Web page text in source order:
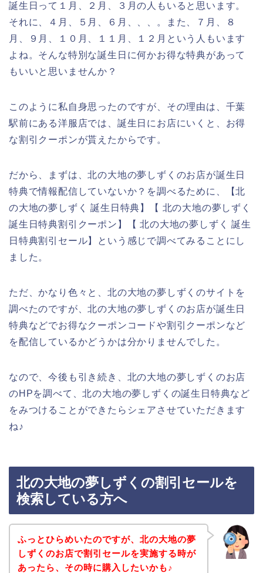
誕生日って１月、２月、３月の人もいると思います。
それに、４月、５月、６月、、、。また、７月、８
月、９月、１０月、１１月、１２月という人もいます
よね。そんな特別な誕生日に何かお得な特典があって
もいいと思いませんか？
このように私自身思ったのですが、その理由は、千葉
駅前にある洋服店では、誕生日にお店にいくと、お得
な割引クーポンが貰えたからです。
だから、まずは、北の大地の夢しずくのお店が誕生日
特典で情報配信していないか？を調べるために、【北
の大地の夢しずく 誕生日特典】【 北の大地の夢しずく
誕生日特典割引クーポン】【 北の大地の夢しずく 誕生
日特典割引セール】という感じで調べてみることにし
ました。
ただ、かなり色々と、北の大地の夢しずくのサイトを
調べたのですが、北の大地の夢しずくのお店が誕生日
特典などでお得なクーポンコードや割引クーポンなど
を配信しているかどうかは分かりませんでした。
なので、今後も引き続き、北の大地の夢しずくのお店
のHPを調べて、北の大地の夢しずくの誕生日特典など
をみつけることができたらシェアさせていただきます
ね♪
北の大地の夢しずくの割引セールを
検索している方へ
ふっとひらめいたのですが、北の大地の夢
しずくのお店で割引セールを実施する時が
あったら、その時に購入したいかも♪